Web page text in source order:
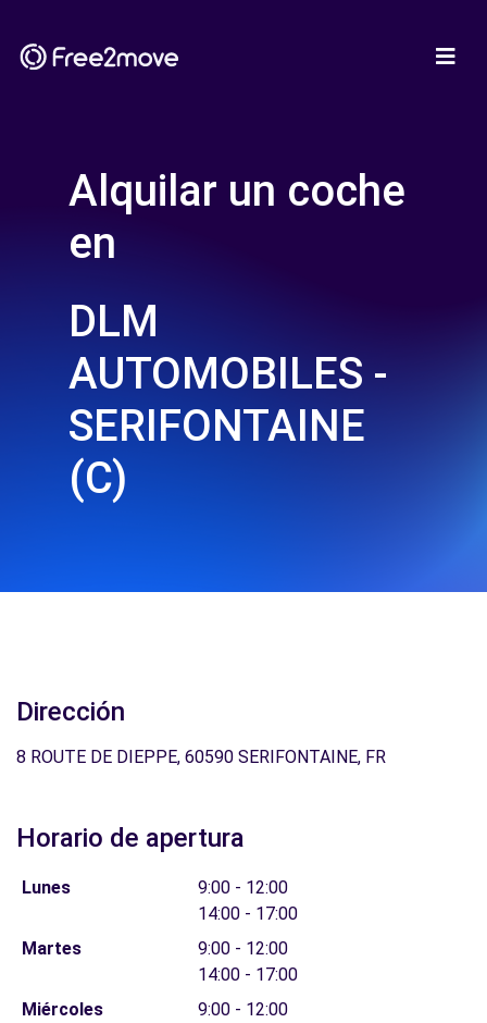
Alquilar un coche
en
DLM
AUTOMOBILES -
SERIFONTAINE
(C)
Dirección
8 ROUTE DE DIEPPE, 60590 SERIFONTAINE, FR
Horario de apertura
Lunes
9:00 - 12:00
14:00 - 17:00
Martes
9:00 - 12:00
14:00 - 17:00
Miércoles
9:00 - 12:00